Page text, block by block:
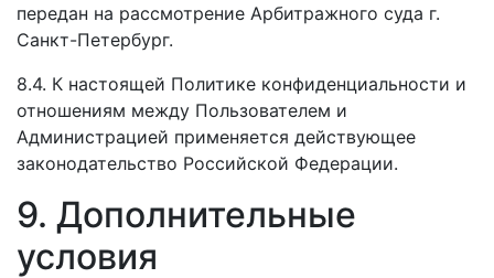
передан на рассмотрение Арбитражного суда г.
Санкт-Петербург.
8.4. К настоящей Политике конфиденциальности и
отношениям между Пользователем и
Администрацией применяется действующее
законодательство Российской Федерации.
9. Дополнительные
условия